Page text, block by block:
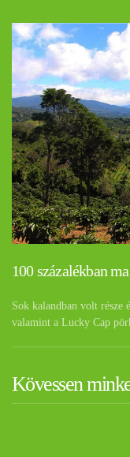
100 százalékban
Sok kalandban volt része
valamint a Lucky Cap
Kövessen